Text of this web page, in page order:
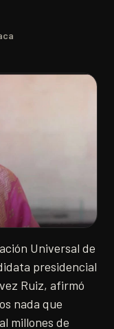
Universal de
presidencial
Ruiz, afirmó
nada que
millones de